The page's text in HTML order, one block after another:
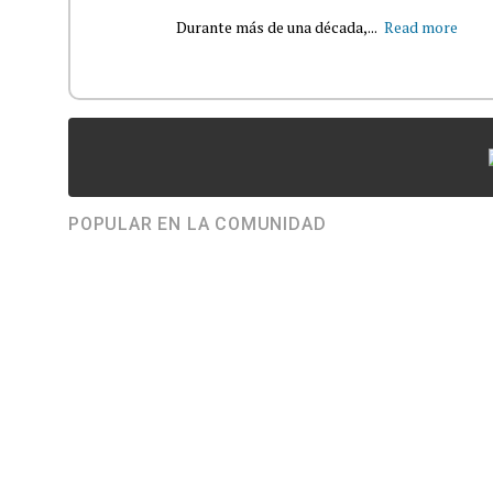
Durante más de una década,... Read more
POPULAR EN LA COMUNIDAD